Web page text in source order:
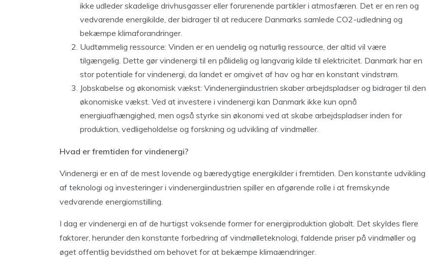
ikke udleder skadelige drivhusgasser eller forurenende partikler i atmosfæren. Det er en ren og
vedvarende energikilde, der bidrager til at reducere Danmarks samlede CO2-udledning og
bekæmpe klimaforandringer.
Uudtømmelig ressource: Vinden er en uendelig og naturlig ressource, der altid vil være
tilgængelig. Dette gør vindenergi til en pålidelig og langvarig kilde til elektricitet. Danmark har en
stor potentiale for vindenergi, da landet er omgivet af hav og har en konstant vindstrøm.
Jobskabelse og økonomisk vækst: Vindenergiindustrien skaber arbejdspladser og bidrager til den
økonomiske vækst. Ved at investere i vindenergi kan Danmark ikke kun opnå
energiuafhængighed, men også styrke sin økonomi ved at skabe arbejdspladser inden for
produktion, vedligeholdelse og forskning og udvikling af vindmøller.
Hvad er fremtiden for vindenergi?
Vindenergi er en af ​​de mest lovende og bæredygtige energikilder i fremtiden. Den konstante udvikling
af teknologi og investeringer i vindenergiindustrien spiller en afgørende rolle i at fremskynde
vedvarende energiomstilling.
I dag er vindenergi en af ​​de hurtigst voksende former for energiproduktion globalt. Det skyldes flere
faktorer, herunder den konstante forbedring af vindmølleteknologi, faldende priser på vindmøller og
øget offentlig bevidsthed om behovet for at bekæmpe klimaændringer.